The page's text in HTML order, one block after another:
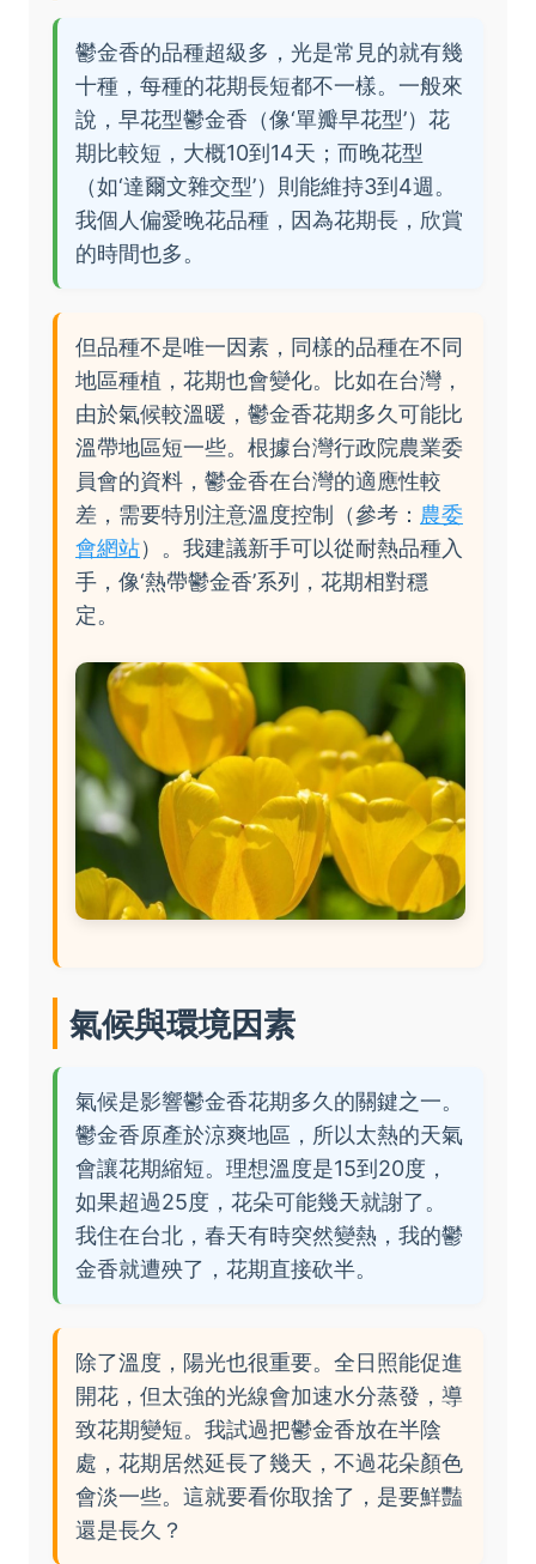
鬱金香的品種超級多，光是常見的就有幾
十種，每種的花期長短都不一樣。一般來
說，早花型鬱金香（像‘單瓣早花型’）花
期比較短，大概10到14天；而晚花型
（如‘達爾文雜交型’）則能維持3到4週。
我個人偏愛晚花品種，因為花期長，欣賞
的時間也多。
但品種不是唯一因素，同樣的品種在不同
地區種植，花期也會變化。比如在台灣，
由於氣候較溫暖，鬱金香花期多久可能比
溫帶地區短一些。根據台灣行政院農業委
員會的資料，鬱金香在台灣的適應性較
差，需要特別注意溫度控制（參考： 農委
會網站）。我建議新手可以從耐熱品種入
手，像‘熱帶鬱金香’系列，花期相對穩
定。
氣候與環境因素
氣候是影響鬱金香花期多久的關鍵之一。
鬱金香原產於涼爽地區，所以太熱的天氣
會讓花期縮短。理想溫度是15到20度，
如果超過25度，花朵可能幾天就謝了。
我住在台北，春天有時突然變熱，我的鬱
金香就遭殃了，花期直接砍半。
除了溫度，陽光也很重要。全日照能促進
開花，但太強的光線會加速水分蒸發，導
致花期變短。我試過把鬱金香放在半陰
處，花期居然延長了幾天，不過花朵顏色
會淡一些。這就要看你取捨了，是要鮮豔
還是長久？